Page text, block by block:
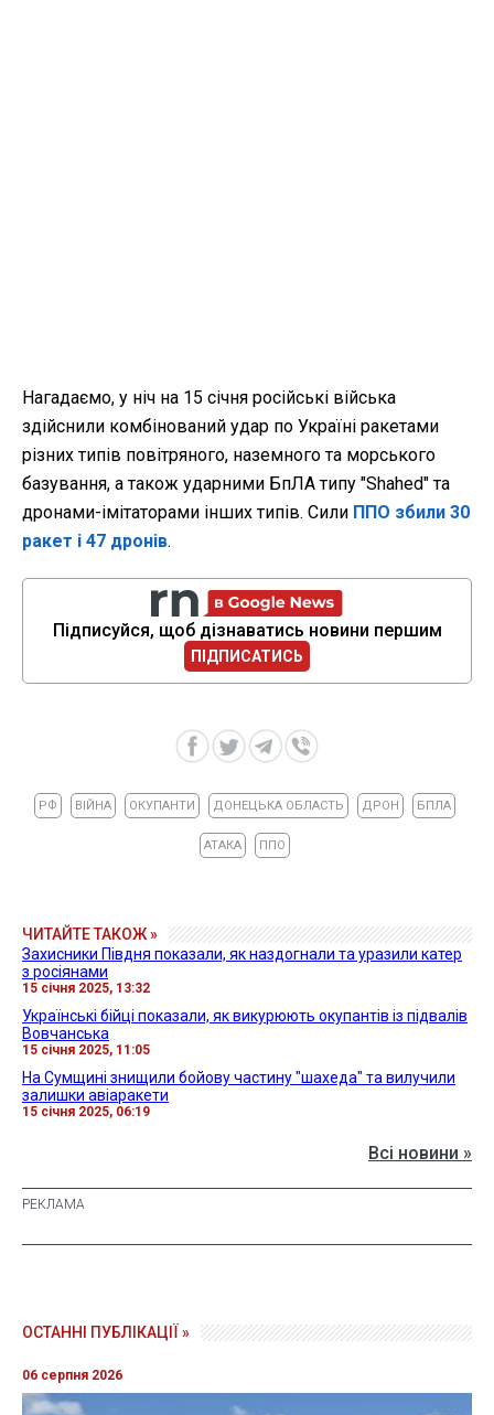
Нагадаємо, у ніч на 15 січня російські війська
здійснили комбінований удар по Україні ракетами
різних типів повітряного, наземного та морського
базування, а також ударними БпЛА типу "Shahed" та
дронами-імітаторами інших типів. Сили ППО збили 30
ракет і 47 дронів.
Підписуйся, щоб дізнаватись новини першим
ПІДПИСАТИСЬ
РФ ВІЙНА ОКУПАНТИ ДОНЕЦЬКА ОБЛАСТЬ ДРОН БПЛА
АТАКА ППО
ЧИТАЙТЕ ТАКОЖ »
Захисники Півдня показали, як наздогнали та уразили катер
з росіянами
15 січня 2025, 13:32
Українські бійці показали, як викурюють окупантів із підвалів
Вовчанська
15 січня 2025, 11:05
На Сумщині знищили бойову частину "шахеда" та вилучили
залишки авіаракети
15 січня 2025, 06:19
Всі новини »
ОСТАННІ ПУБЛІКАЦІЇ »
06 серпня 2026